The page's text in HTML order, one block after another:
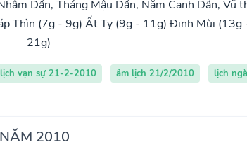
Dần, Tháng Mậu Dần, Năm Canh Dần, Vũ
Thìn (7g - 9g) Ất Tỵ (9g - 11g) Đinh Mùi (13g
21g)
lịch vạn sự 21-2-2010 âm lịch 21/2/2010 lịch
2010